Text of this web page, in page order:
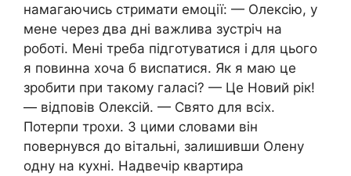
намагаючись стримати емоції: — Олексію, у
мене через два дні важлива зустріч на
роботі. Мені треба підготуватися і для цього
я повинна хоча б виспатися. Як я маю це
зробити при такому галасі? — Це Новий рік!
— відповів Олексій. — Свято для всіх.
Потерпи трохи. З цими словами він
повернувся до вітальні, залишивши Олену
одну на кухні. Надвечір квартира